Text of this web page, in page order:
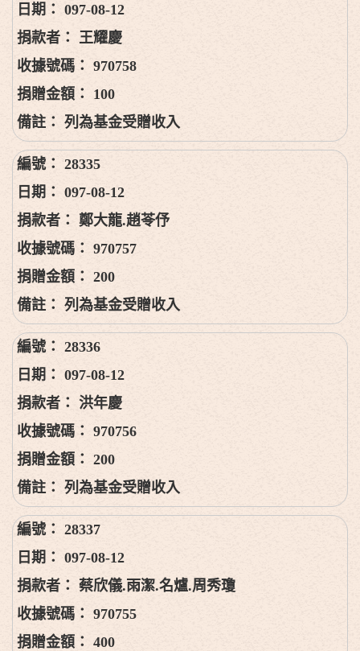
097-08-12
王耀慶
970758
100
列為基金受贈收入
28335
097-08-12
鄭大龍.趙苓伃
970757
200
列為基金受贈收入
28336
097-08-12
洪年慶
970756
200
列為基金受贈收入
28337
097-08-12
蔡欣儀.雨潔.名爐.周秀瓊
970755
400